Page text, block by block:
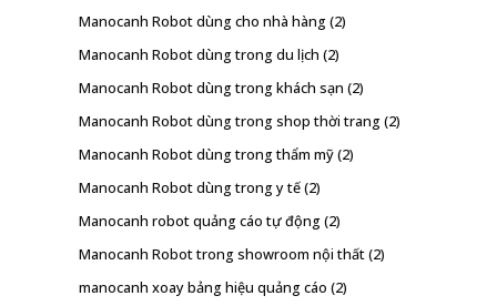
Manocanh Robot dùng cho nhà hàng(2)
Manocanh Robot dùng trong du lịch (2)
Manocanh Robot dùng trong khách sạn (2)
Manocanh Robot dùng trong shop thời trang(2)
Manocanh Robot dùng trong thẩm mỹ(2)
Manocanh Robot dùng trong y tế(2)
Manocanh robot quảng cáo tự động(2)
Manocanh Robot trong showroom nội thất(2)
manocanh xoay bảng hiệu quảng cáo (2)